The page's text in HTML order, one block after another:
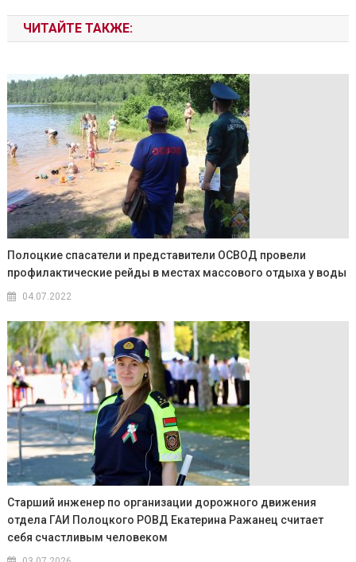
ЧИТАЙТЕ ТАКЖЕ:
Полоцкие спасатели и представители ОСВОД провели
профилактические рейды в местах массового отдыха у воды
04.07.2022
Старший инженер по организации дорожного движения
отдела ГАИ Полоцкого РОВД Екатерина Ражанец считает
себя счастливым человеком